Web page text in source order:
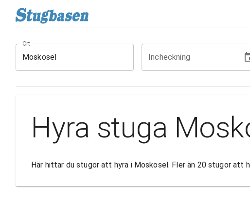
Ort
Incheckning
Hyra stuga
Här hittar du stugor att hyra i Moskosel. Fler än 20 stugor att